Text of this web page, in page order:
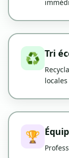
♻️ Tri
locales
🏆